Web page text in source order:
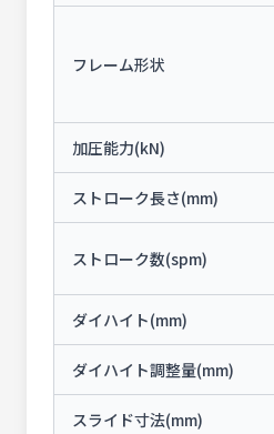
フレーム形状
加圧能力(kN)
ストローク長さ(mm)
ストローク数(spm)
ダイハイト(mm)
ダイハイト調整量(mm)
スライド寸法(mm)